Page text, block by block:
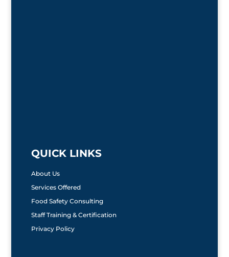
QUICK LINKS
About Us
Services Offered
Food Safety Consulting
Staff Training & Certification
Privacy Policy